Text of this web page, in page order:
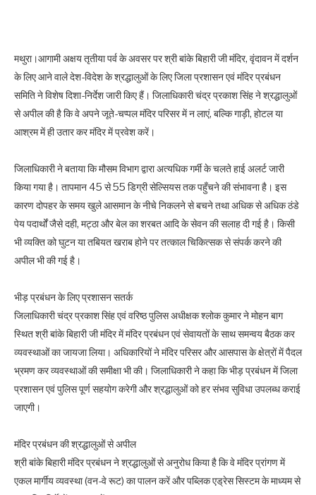
मथुरा।आगामी अक्षय तृतीया पर्व के अवसर पर श्री बांके बिहारी जी मंदिर, वृंदावन में दर्शन
के लिए आने वाले देश-विदेश के श्रद्धालुओं के लिए जिला प्रशासन एवं मंदिर प्रबंधन
समिति ने विशेष दिशा-निर्देश जारी किए हैं। जिलाधिकारी चंद्र प्रकाश सिंह ने श्रद्धालुओं
से अपील की है कि वे अपने जूते-चप्पल मंदिर परिसर में न लाएं, बल्कि गाड़ी, होटल या
आश्रम में ही उतार कर मंदिर में प्रवेश करें।
जिलाधिकारी ने बताया कि मौसम विभाग द्वारा अत्यधिक गर्मी के चलते हाई अलर्ट जारी
किया गया है। तापमान 45 से 55 डिग्री सेल्सियस तक पहुँचने की संभावना है। इस
कारण दोपहर के समय खुले आसमान के नीचे निकलने से बचने तथा अधिक से अधिक ठंडे
पेय पदार्थों जैसे दही, मट्ठा और बेल का शरबत आदि के सेवन की सलाह दी गई है। किसी
भी व्यक्ति को घुटन या तबियत खराब होने पर तत्काल चिकित्सक से संपर्क करने की
अपील भी की गई है।
भीड़ प्रबंधन के लिए प्रशासन सतर्क
जिलाधिकारी चंद्र प्रकाश सिंह एवं वरिष्ठ पुलिस अधीक्षक श्लोक कुमार ने मोहन बाग
स्थित श्री बांके बिहारी जी मंदिर में मंदिर प्रबंधन एवं सेवायतों के साथ समन्वय बैठक कर
व्यवस्थाओं का जायजा लिया। अधिकारियों ने मंदिर परिसर और आसपास के क्षेत्रों में पैदल
भ्रमण कर व्यवस्थाओं की समीक्षा भी की। जिलाधिकारी ने कहा कि भीड़ प्रबंधन में जिला
प्रशासन एवं पुलिस पूर्ण सहयोग करेगी और श्रद्धालुओं को हर संभव सुविधा उपलब्ध कराई
जाएगी।
मंदिर प्रबंधन की श्रद्धालुओं से अपील
श्री बांके बिहारी मंदिर प्रबंधन ने श्रद्धालुओं से अनुरोध किया है कि वे मंदिर प्रांगण में
एकल मार्गीय व्यवस्था (वन-वे रूट) का पालन करें और पब्लिक एड्रेस सिस्टम के माध्यम से